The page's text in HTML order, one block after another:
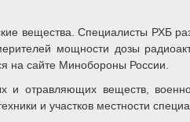
вещества. Специалисты РХБ
мощности дозы
на сайте Минобороны России.
и отравляющих веществ,
и участков местности